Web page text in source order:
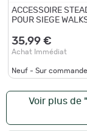
ACCESSOIRE
POUR SIEGE
35,99 €
Achat Immédiat
Neuf - Sur commande
Voir plus de